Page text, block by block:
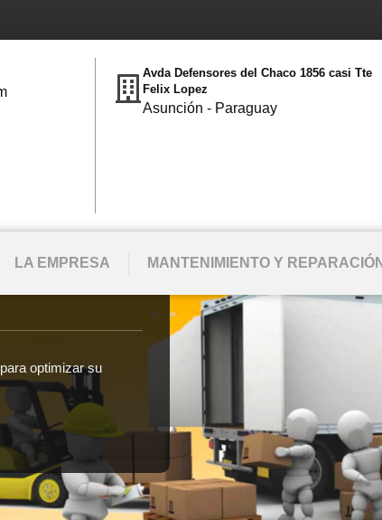
Avda Defensores del Chaco 1856 casi Tte
Felix Lopez
Asunción - Paraguay
LA EMPRESA MANTENIMIENTO Y REPARACIÓN
para optimizar su